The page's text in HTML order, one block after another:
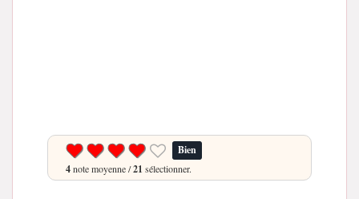
Bien
4note moyenne /21 sélectionner.